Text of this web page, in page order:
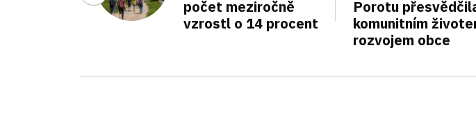
počet meziročně
vzrostl o 14 procent
Porotu
komunitním
rozvojem obce